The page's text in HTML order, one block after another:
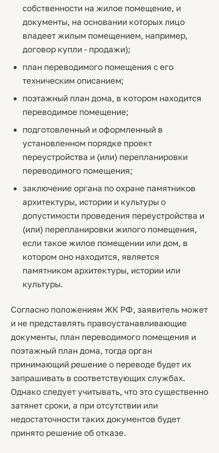
собственности на жилое помещение, и
документы, на основании которых лицо
владеет жилым помещением, например,
договор купли - продажи);
план переводимого помещения с его
техническим описанием;
поэтажный план дома, в котором находится
переводимое помещение;
подготовленный и оформленный в
установленном порядке проект
переустройства и (или) перепланировки
переводимого помещения;
заключение органа по охране памятников
архитектуры, истории и культуры о
допустимости проведения переустройства и
(или) перепланировки жилого помещения,
если такое жилое помещении или дом, в
котором оно находится, является
памятником архитектуры, истории или
культуры.
Согласно положениям ЖК РФ, заявитель может
и не представлять правоустанавливающие
документы, план переводимого помещения и
поэтажный план дома, тогда орган
принимающий решение о переводе будет их
запрашивать в соответствующих службах.
Однако следует учитывать, что это существенно
затянет сроки, а при отсутствии или
недостаточности таких документов будет
принято решение об отказе.